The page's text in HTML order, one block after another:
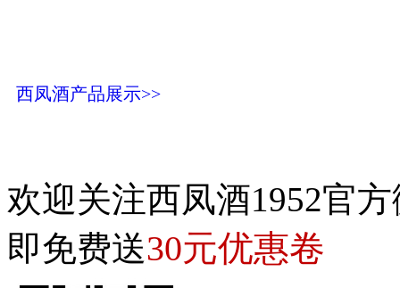
西凤酒产品展示>>
欢迎关注西凤酒1952官
即免费送30元优惠卷